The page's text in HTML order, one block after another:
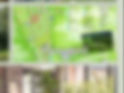
Plattegrond